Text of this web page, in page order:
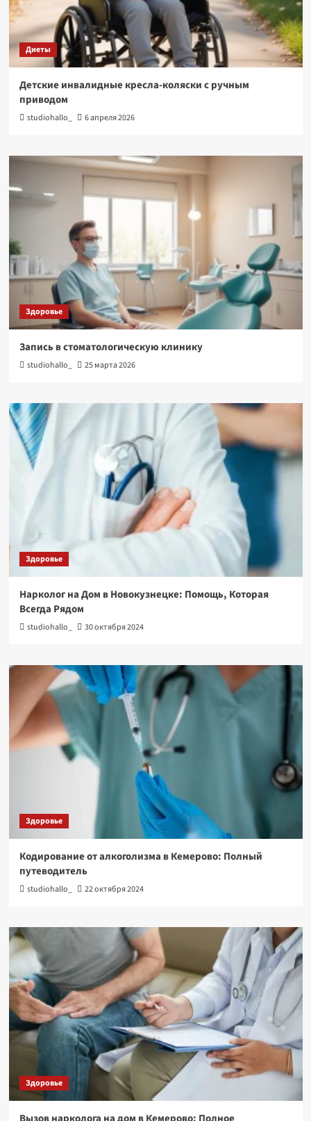
Диеты
Детские инвалидные кресла-коляски с ручным
приводом
studiohallo_ 6 апреля 2026
Здоровье
Запись в стоматологическую клинику
studiohallo_ 25 марта 2026
Здоровье
Нарколог на Дом в Новокузнецке: Помощь, Которая
Всегда Рядом
studiohallo_ 30 октября 2024
Здоровье
Кодирование от алкоголизма в Кемерово: Полный
путеводитель
studiohallo_ 22 октября 2024
Здоровье